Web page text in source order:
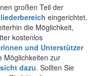
großen Teil der
eingerichtet.
die Möglichkeit,
kostenlos
und Unterstützer
Möglichkeiten zur
dazu. Sollten Sie